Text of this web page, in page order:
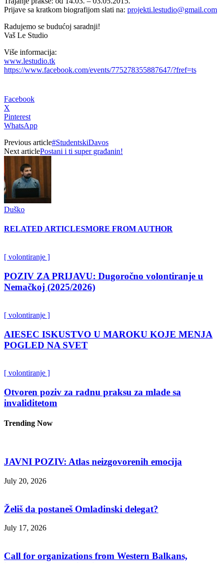
Prijave sa kratkom biografijom slati na: projekti.lestudio@gmail.com
Radujemo se budućoj saradnji!
Vaš Le Studio
Više informacija:
www.lestudio.tk
https://www.facebook.com/events/775278355887647/?fref=ts
Facebook
X
Pinterest
WhatsApp
Previous article#StudentskiDavos
Next articlePostani i ti super građanin!
Duško
RELATED ARTICLESMORE FROM AUTHOR
[ volontiranje ]
POZIV ZA PRIJAVU: Dugoročno volontiranje u
Nemačkoj (2025/2026)
[ volontiranje ]
AIESEC ISKUSTVO U MAROKU KOJE MENJA
POGLED NA SVET
[ volontiranje ]
Otvoren poziv za radnu praksu za mlade sa
invaliditetom
Trending Now
JAVNI POZIV: Atlas neizgovorenih emocija
July 20, 2026
Želiš da postaneš Omladinski delegat?
July 17, 2026
Call for organizations from Western Balkans,